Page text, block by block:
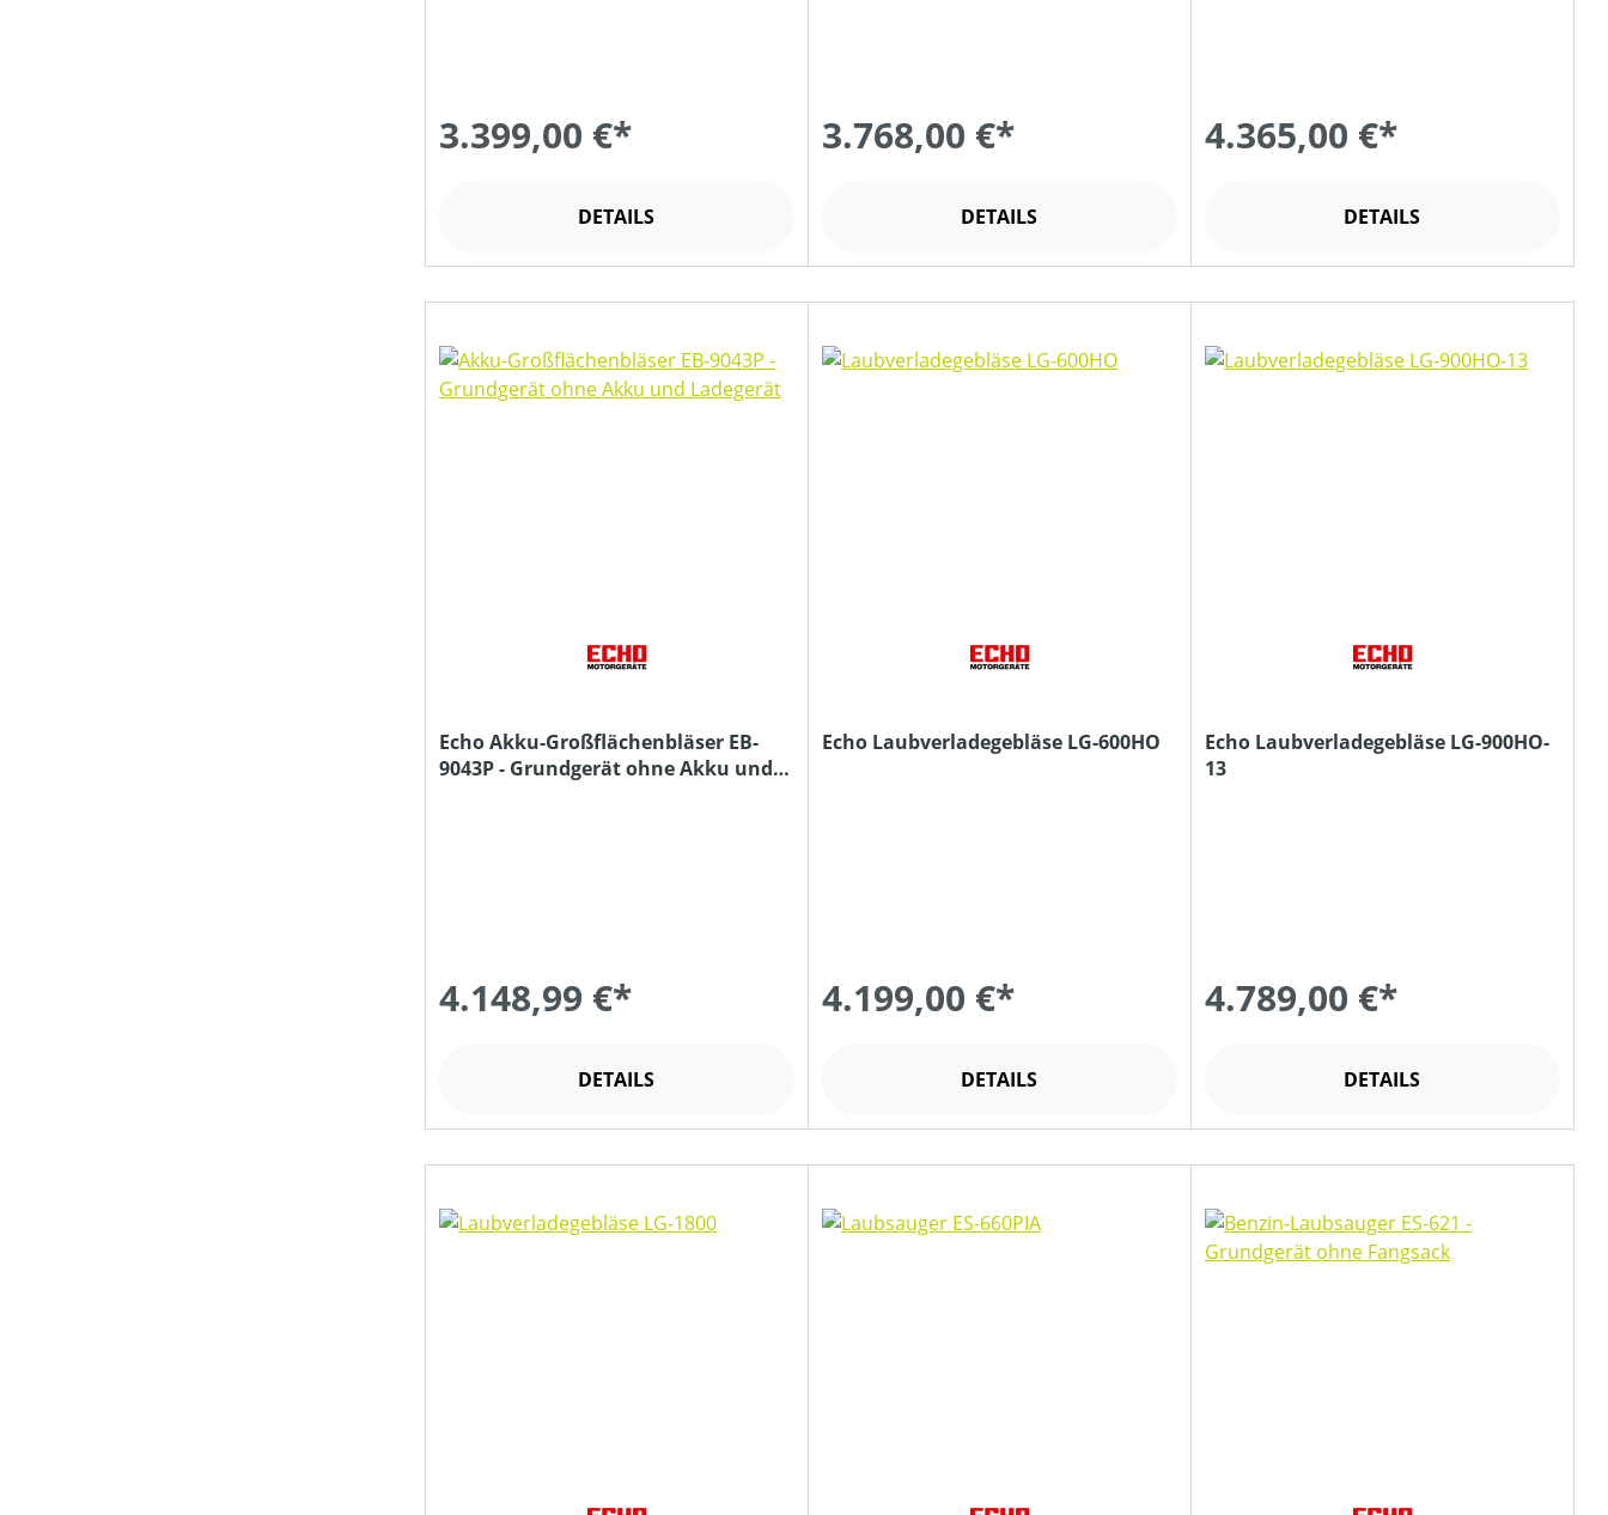
3.399,00 €*
DETAILS
3.768,00 €*
DETAILS
4.365,00 €*
DETAILS
Echo Akku-Großflächenbläser EB-
9043P - Grundgerät ohne Akku und
4.148,99 €*
DETAILS
Echo Laubverladegebläse LG-600HO
4.199,00 €*
DETAILS
Echo Laubverladegebläse LG-900HO-
13
4.789,00 €*
DETAILS